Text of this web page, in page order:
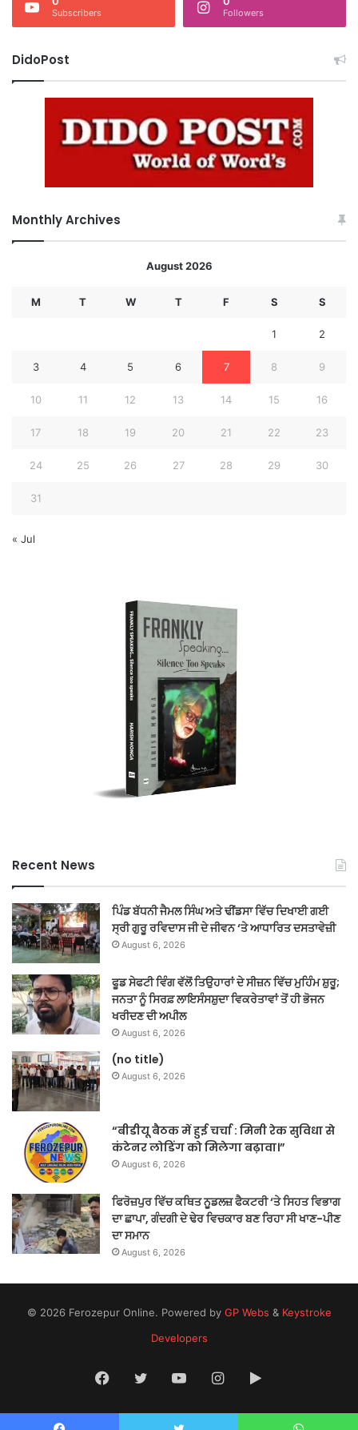
Subscribers Followers
DidoPost
Monthly Archives
August 2026
M T W T F S S
1 2
3 4 5 6 7 8 9
10 11 12 13 14 15 16
17 18 19 20 21 22 23
24 25 26 27 28 29 30
31
« Jul
Recent News
ਪਿੰਡ ਬੱਧਨੀ ਜੈਮਲ ਸਿੰਘ ਅਤੇ ਢੀਂਡਸਾ ਵਿੱਚ ਦਿਖਾਈ ਗਈ
ਸ੍ਰੀ ਗੁਰੂ ਰਵਿਦਾਸ ਜੀ ਦੇ ਜੀਵਨ ‘ਤੇ ਆਧਾਰਿਤ ਦਸਤਾਵੇਜ਼ੀ
August 6, 2026
ਫੂਡ ਸੇਫਟੀ ਵਿੰਗ ਵੱਲੋਂ ਤਿਉਹਾਰਾਂ ਦੇ ਸੀਜ਼ਨ ਵਿੱਚ ਮੁਹਿੰਮ ਸ਼ੁਰੂ;
ਜਨਤਾ ਨੂੰ ਸਿਰਫ਼ ਲਾਇਸੰਸਸ਼ੁਦਾ ਵਿਕਰੇਤਾਵਾਂ ਤੋਂ ਹੀ ਭੋਜਨ
ਖਰੀਦਣ ਦੀ ਅਪੀਲ
August 6, 2026
(no title)
August 6, 2026
“बीडीयू बैठक में हुई चर्चा : मिनी रेक सुविधा से
कंटेनर लोडिंग को मिलेगा बढ़ावा।”
August 6, 2026
ਫਿਰੋਜ਼ਪੁਰ ਵਿੱਚ ਕਥਿਤ ਨੂਡਲਜ਼ ਫੈਕਟਰੀ ‘ਤੇ ਸਿਹਤ ਵਿਭਾਗ
ਦਾ ਛਾਪਾ, ਗੰਦਗੀ ਦੇ ਢੇਰ ਵਿਚਕਾਰ ਬਣ ਰਿਹਾ ਸੀ ਖਾਣ-ਪੀਣ
ਦਾ ਸਮਾਨ
August 6, 2026
© 2026 Ferozepur Online. Powered by GP Webs & Keystroke
Developers
Facebook
TwitterYouTubeInstagram
Google
Play